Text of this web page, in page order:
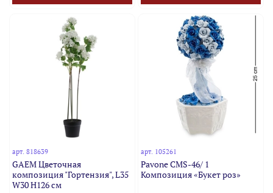
арт.818639
GAEM Цветочная
композиция "Гортензия", L35
W30 H126 см
арт. 105261
Pavone CMS-46/ 1
Композиция «Букет роз»